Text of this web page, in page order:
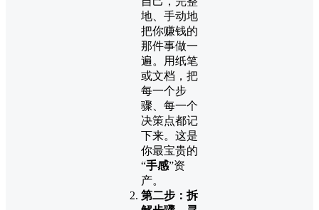
地、手动地
把你赚钱的
那件事做一
遍。用纸笔
或文档，把
每一个步
骤、每一个
决策点都记
下来。这是
你最宝贵的
“手感”资
产。
第二步：拆